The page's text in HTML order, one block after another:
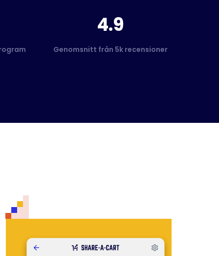
4.9
Genomsnitt från 5k recensioner